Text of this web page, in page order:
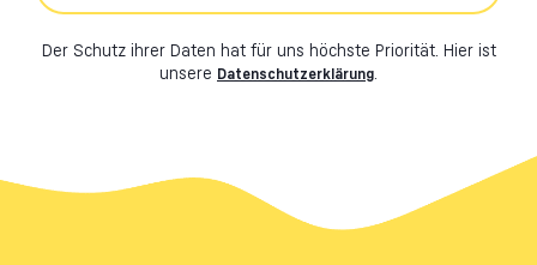
Der Schutz ihrer Daten hat für uns höchste Priorität. Hier ist
unsere Datenschutzerklärung